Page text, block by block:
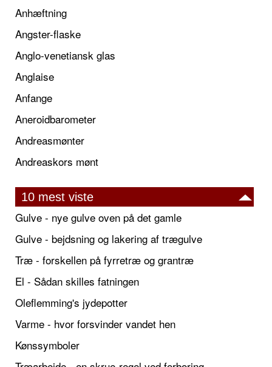
Anhæftning
Angster-flaske
Anglo-venetiansk glas
Anglaise
Anfange
Aneroidbarometer
Andreasmønter
Andreaskors mønt
10 mest viste
Gulve - nye gulve oven på det gamle
Gulve - bejdsning og lakering af trægulve
Træ - forskellen på fyrretræ og grantræ
El - Sådan skilles fatningen
Oleflemming's jydepotter
Varme - hvor forsvinder vandet hen
Kønssymboler